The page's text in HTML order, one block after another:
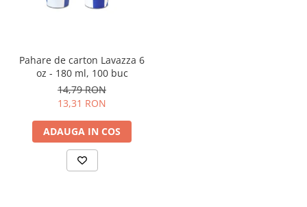
Pahare de carton Lavazza 6
oz - 180 ml, 100 buc
14,79 RON
13,31 RON
ADAUGA IN COS